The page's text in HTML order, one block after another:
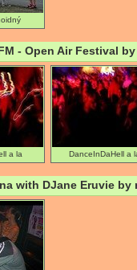
- Open Air Festival
a la
DanceInDaHell a
with DJane Eruvie by